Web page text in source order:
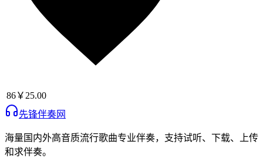
86￥25.00
先锋伴奏网
海量国内外高音质流行歌曲专业伴奏，支持试听、下载、上传
和求伴奏。